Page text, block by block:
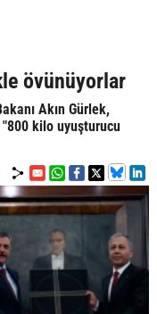
övünüyorlar
Akın Gürlek,
"800 kilo uyuşturucu